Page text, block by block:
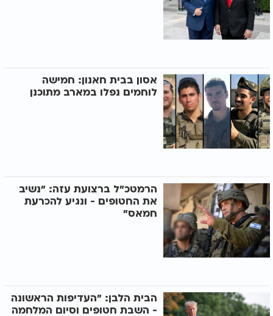
אסון בבית חאנון: חמישה
לוחמים נפלו במארב מתוכנן
הרמטכ"ל ברצועת עזה: "נשיב
את החטופים - ונגיע להכרעת
חמאס"
הבית הלבן: "העדיפות הראשונה
- השבת חטופים וסיום המלחמה